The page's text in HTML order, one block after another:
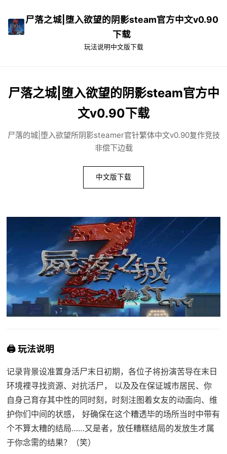
尸落之城|堕入欲望的阴影steam官方中文v0.90
下载
玩法说明 中文版下载
尸落之城|堕入欲望的阴影steam官方中
文v0.90下载
尸落的城|堕入欲望所阴影steamer官针繁体中文v0.90复作竞技
非偿下边载
中文版下载
🖨️ 玩法说明
记录背景设准置身活尸末日初期，各位子将扮演苦导在末日
环境裡寻找资源、对抗活尸， 以及及在保证城市居民、你
自身己育存其中性的同时刻，时刻注图着女友的动面向、维
护你们中间的状感， 好确保在这个糟透毕的场所当时中带有
个不算太糟的结局……又是者，放任糟糕结局的发放生才属
于你念需的结果？（笑）